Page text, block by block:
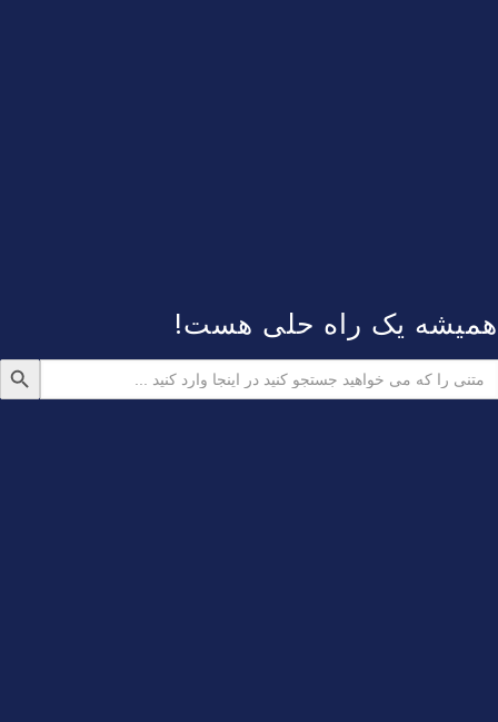
همیشه یک راه حلی هست!
جستجو
برای:
دکمه